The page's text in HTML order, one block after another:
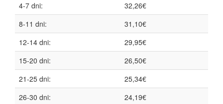
4-7 dni:
32,26€
8-11 dni:
31,10€
12-14 dni:
29,95€
15-20 dni:
26,50€
21-25 dni:
25,34€
26-30 dni:
24,19€